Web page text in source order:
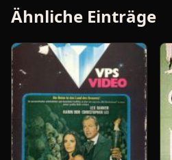
Ähnliche Einträge